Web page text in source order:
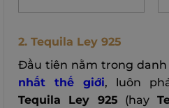
2. Tequila Ley 925
Đầu tiên nằm trong danh
nhất thế giới, luôn
Tequila Ley 925 (hay